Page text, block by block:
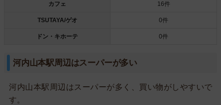
カフェ 16件
TSUTAYA/ゲオ 0件
ドン・キホーテ 0件
河内山本駅周辺はスーパーが多い
河内山本駅周辺はスーパーが多く、買い物がしやすいで
す。